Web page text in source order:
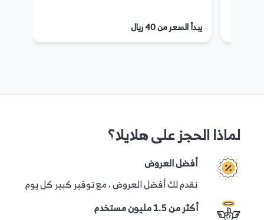
يبدأ السعر من 40 ريال
لماذا الحجز على هلايلا؟
أفضل العروض
نقدم لك أفضل العروض ، مع توفير كبير كل يوم
أكثر من 1.5 مليون مستخدم